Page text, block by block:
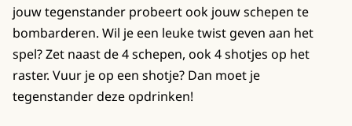
jouw tegenstander probeert ook jouw schepen te
bombarderen. Wil je een leuke twist geven aan het
spel? Zet naast de 4 schepen, ook 4 shotjes op het
raster. Vuur je op een shotje? Dan moet je
tegenstander deze opdrinken!